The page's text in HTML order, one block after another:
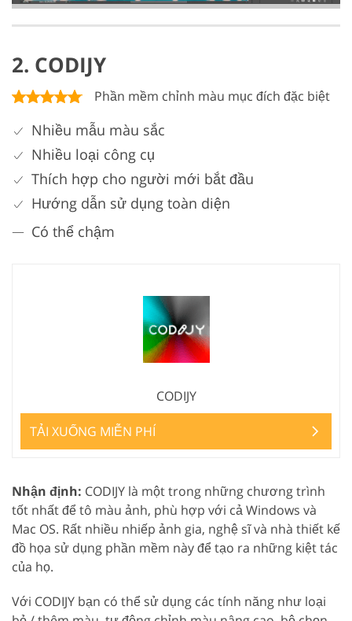
2. CODIJY
Phần mềm chỉnh màu mục đích đặc biệt
Nhiều mẫu màu sắc
Nhiều loại công cụ
Thích hợp cho người mới bắt đầu
Hướng dẫn sử dụng toàn diện
Có thể chậm
CODIJY
TẢI XUỐNG MIỄN PHÍ
Nhận định: CODIJY là một trong những chương trình
tốt nhất để tô màu ảnh, phù hợp với cả Windows và
Mac OS. Rất nhiều nhiếp ảnh gia, nghệ sĩ và nhà thiết kế
đồ họa sử dụng phần mềm này để tạo ra những kiệt tác
của họ.
Với CODIJY bạn có thể sử dụng các tính năng như loại